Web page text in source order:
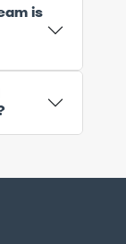
is